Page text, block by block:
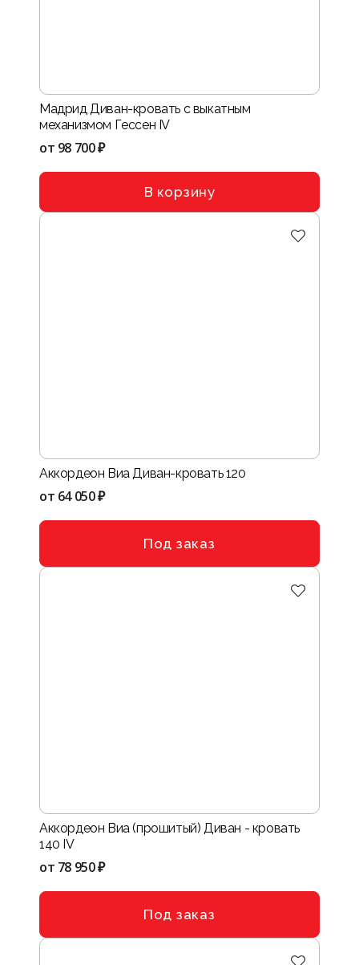
Мадрид Диван-кровать с выкатным
механизмом Гессен IV
от 98 700 ₽
В корзину
Аккордеон Виа Диван-кровать 120
от 64 050 ₽
Под заказ
Аккордеон Виа (прошитый) Диван - кровать
140 IV
от 78 950 ₽
Под заказ